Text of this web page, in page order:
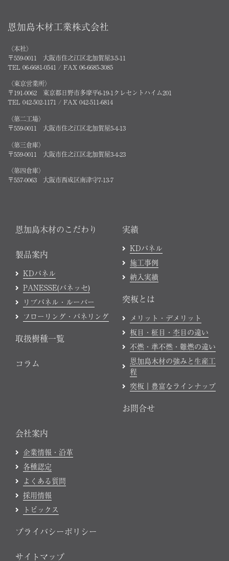
恩加島木材工業株式会社
〈本社〉
〒559-0011 大阪市住之江区北加賀屋3-5-11
TEL 06-6681-0541 / FAX 06-6685-3085
〈東京営業所〉
〒191-0062 東京都日野市多摩平6-19-1クレセントハイム201
TEL 042-502-1171 / FAX 042-511-6814
〈第二工場〉
〒559-0011 大阪市住之江区北加賀屋5-4-13
〈第三倉庫〉
〒559-0011 大阪市住之江区北加賀屋3-4-23
〈第四倉庫〉
〒557-0063 大阪市西成区南津守7-13-7
恩加島木材のこだわり
製品案内
KDパネル
PANESSE(パネッセ)
リブパネル・ルーバー
フローリング・パネリング
取扱樹種一覧
コラム
実績
KDパネル
施工事例
納入実績
突板とは
メリット・デメリット
板目・柾目・杢目の違い
不燃・準不燃・難燃の違い
恩加島木材の強みと生産工
程
突板｜豊富なラインナップ
お問合せ
会社案内
企業情報・沿革
各種認定
よくある質問
採用情報
トピックス
プライバシーポリシー
サイトマップ